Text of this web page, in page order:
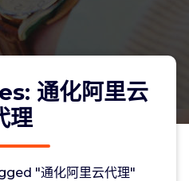
通化阿里云
理
"通化阿里云代理"